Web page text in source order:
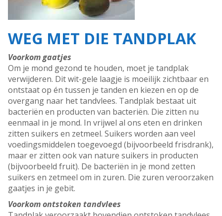
WEG MET DIE TANDPLAK
Voorkom gaatjes
Om je mond gezond te houden, moet je tandplak
verwijderen. Dit wit-gele laagje is moeilijk zichtbaar en
ontstaat op én tussen je tanden en kiezen en op de
overgang naar het tandvlees. Tandplak bestaat uit
bacteriën en producten van bacteriën. Die zitten nu
eenmaal in je mond. In vrijwel al ons eten en drinken
zitten suikers en zetmeel. Suikers worden aan veel
voedingsmiddelen toegevoegd (bijvoorbeeld frisdrank),
maar er zitten ook van nature suikers in producten
(bijvoorbeeld fruit). De bacteriën in je mond zetten
suikers en zetmeel om in zuren. Die zuren veroorzaken
gaatjes in je gebit.
Voorkom ontstoken tandvlees